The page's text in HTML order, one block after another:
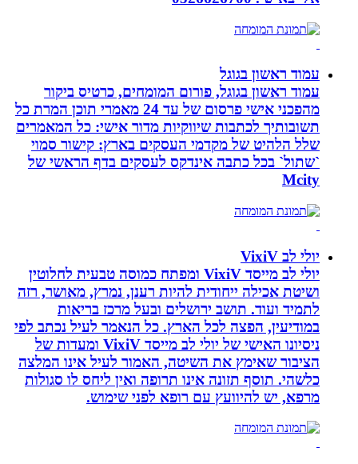
עמוד ראשון בגוגל
עמוד ראשון בגוגל, פורום המומחים, כרטיס ביקור
מהפכני אישי פרסום של עד 24 מאמרי תוכן המרת כל
תשובותיך לכתבות שיווקיות מדור אישי: כל המאמרים
שלל הלהיט של מקדמי העסקים בארץ: קישור סמוי
`שתול` בכל כתבה אינדקס לעסקים בדף הראשי של
Mcity
יולי לב VixiV
יולי לב מייסד VixiV ומפתח כמוסה טבעית לחלוטין
ושיטת אכילה ייחודית להיות רענן, נמרץ, מאושר, רזה
לתמיד ועוד. תושב ירושלים ובעל מרכז בריאות
במודיעין, הפצה לכל הארץ. כל הנאמר לעיל נכתב לפי
ניסיונו האישי של יולי לב מייסד VixiV ומעדות של
הציבור שאימץ את השיטה, האמור לעיל אינו המלצה
כלשהי. תוסף תזונה אינו תרופה ואין ליחס לו סגולות
מרפא, יש להיוועץ עם רופא לפני שימוש.